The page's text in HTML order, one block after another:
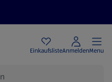
EinkaufslisteAnmeldenMenu